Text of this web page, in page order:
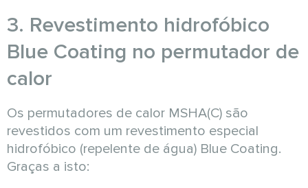
3. Revestimento hidrofóbico
Blue Coating no permutador de
calor
Os permutadores de calor MSHA(C) são
revestidos com um revestimento especial
hidrofóbico (repelente de água) Blue Coating.
Graças a isto: